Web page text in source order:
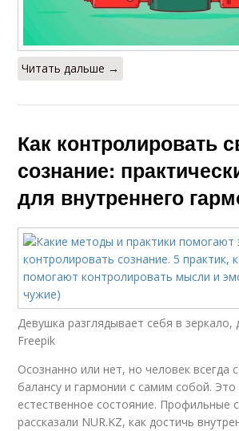
Читать дальше →
Как контролировать
сознание:
для внутреннего
Девушка разглядывает себя в зеркало,
Freepik
Осознанно или нет, но человек всегда
балансу и гармонии с самим собой.
естественное состояние. Профильные
рассказали NUR.KZ, как достичь